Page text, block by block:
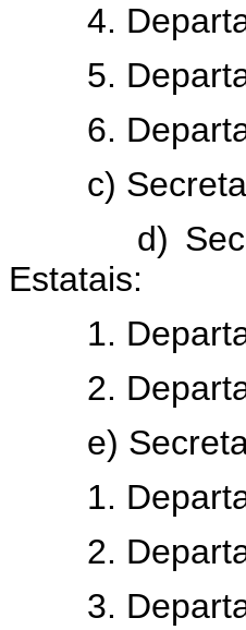
4.
5.
6.
c)
d)
Estatais:
1.
2.
e)
1.
2.
3.